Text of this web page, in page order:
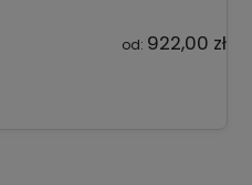
od: 922,00 zł